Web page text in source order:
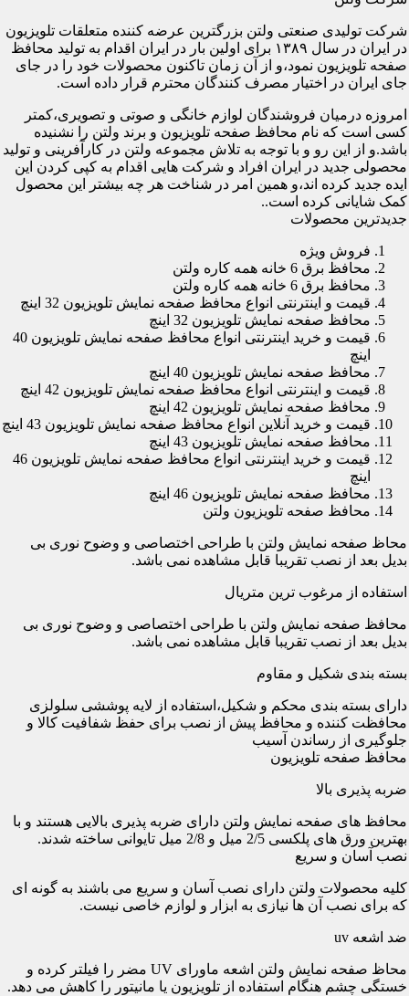
شرکت تولیدی صنعتی ولتن بزرگترین عرضه کننده متعلقات تلویزیون
در ایران در سال ۱۳۸۹ برای اولین بار در ایران اقدام به تولید محافظ
صفحه تلویزیون نمود،و از آن زمان تاکنون محصولات خود را در جای
جای ایران در اختیار مصرف کنندگان محترم قرار داده است.
امروزه درمیان فروشندگان لوازم خانگی و صوتی و تصویری،کمتر
کسی است که نام محافظ صفحه تلویزیون و برند ولتن را نشنیده
باشد.و از این رو و با توجه به تلاش مجموعه ولتن در کارآفرینی و تولید
محصولی جدید در ایران افراد و شرکت هایی اقدام به کپی کردن این
ایده جدید کرده اند،و همین امر در شناخت هر چه بیشتر این محصول
کمک شایانی کرده است..
جدیدترین محصولات
فروش ویژه
محافظ برق 6 خانه همه کاره ولتن
محافظ برق 6 خانه همه کاره ولتن
قیمت و اینترنتی انواع محافظ صفحه نمایش تلویزیون 32 اینچ
محافظ صفحه نمایش تلویزیون 32 اینچ
قیمت و خرید اینترنتی انواع محافظ صفحه نمایش تلویزیون 40
اینچ
محافظ صفحه نمایش تلویزیون 40 اینچ
قیمت و اینترنتی انواع محافظ صفحه نمایش تلویزیون 42 اینچ
محافظ صفحه نمایش تلویزیون 42 اینچ
قیمت و خرید آنلاین انواع محافظ صفحه نمایش تلویزیون 43 اینچ
محافظ صفحه نمایش تلویزیون 43 اینچ
قیمت و خرید اینترنتی انواع محافظ صفحه نمایش تلویزیون 46
اینچ
محافظ صفحه نمایش تلویزیون 46 اینچ
محافظ صفحه تلویزیون ولتن
محاظ صفحه نمایش ولتن با طراحی اختصاصی و وضوح نوری بی
بدیل بعد از نصب تقریبا قابل مشاهده نمی باشد.
استفاده از مرغوب ترین متریال
محافظ صفحه نمایش ولتن با طراحی اختصاصی و وضوح نوری بی
بدیل بعد از نصب تقریبا قابل مشاهده نمی باشد.
بسته بندی شکیل و مقاوم
دارای بسته بندی محکم و شکیل،استفاده از لایه پوششی سلولزی
محافظت کننده و محافظ پیش از نصب برای حفظ شفافیت کالا و
جلوگیری از رساندن آسیب
محافظ صفحه تلویزیون
ضربه پذیری بالا
محافظ های صفحه نمایش ولتن دارای ضربه پذیری بالایی هستند و با
بهترین ورق های پلکسی 2/5 میل و 2/8 میل تایوانی ساخته شدند.
نصب آسان و سریع
کلیه محصولات ولتن دارای نصب آسان و سریع می باشند به گونه ای
که برای نصب آن ها نیازی به ابزار و لوازم خاصی نیست.
ضد اشعه uv
محاظ صفحه نمایش ولتن اشعه ماورای UV مضر را فیلتر کرده و
خستگی چشم هنگام استفاده از تلویزیون یا مانیتور را کاهش می دهد.